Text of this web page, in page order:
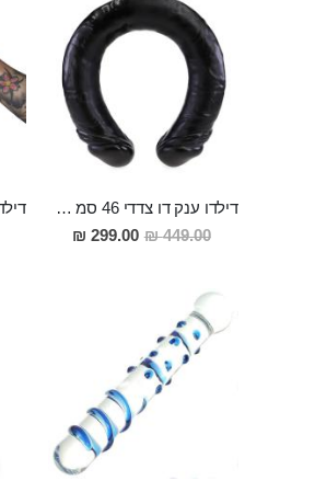
דילדו ענק דו צדדי 46 סמ אורך 5 סמ רוחב כבד ובעל נוכחותDamon
449.00 ₪
מחיר
מבצע
299.00 ₪